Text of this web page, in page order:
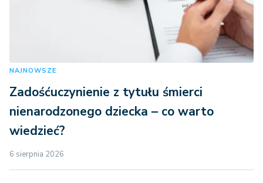
NAJNOWSZE
Zadośćuczynienie z tytułu śmierci
nienarodzonego dziecka – co warto
wiedzieć?
6 sierpnia 2026